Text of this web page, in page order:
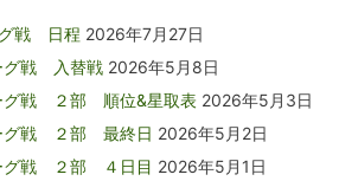
戦 日程 2026年7月27日
グ戦 入替戦 2026年5月8日
グ戦 ２部 順位&星取表 2026年5月3日
グ戦 ２部 最終日 2026年5月2日
グ戦 ２部 ４日目 2026年5月1日